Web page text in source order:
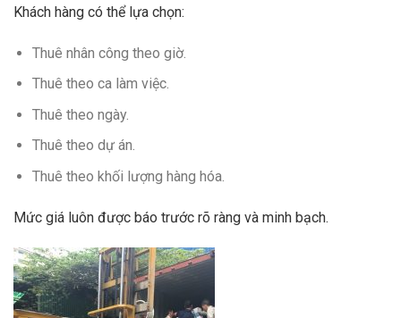
Khách hàng có thể lựa chọn:
Thuê nhân công theo giờ.
Thuê theo ca làm việc.
Thuê theo ngày.
Thuê theo dự án.
Thuê theo khối lượng hàng hóa.
Mức giá luôn được báo trước rõ ràng và minh bạch.